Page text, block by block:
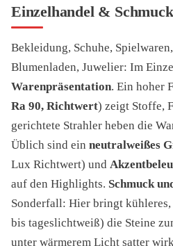
Einzelhandel & Schmuck
Bekleidung, Schuhe,
Blumenladen, Juwelier: Im
Warenpräsentation. Ein hoher
Ra 90, Richtwert) zeigt Stoffe,
gerichtete Strahler heben die
Üblich sind ein neutralweißes
Lux Richtwert) und
auf den Highlights. Schmuck
Sonderfall: Hier bringt
bis tageslichtweiß) die Steine
unter wärmerem Licht satter